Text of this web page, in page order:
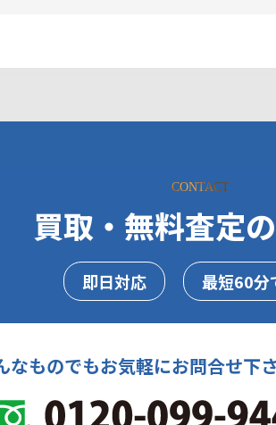
CONTACT
買取・無料査定
即日対応 最短60分
なものでもお気軽にお問合せ下